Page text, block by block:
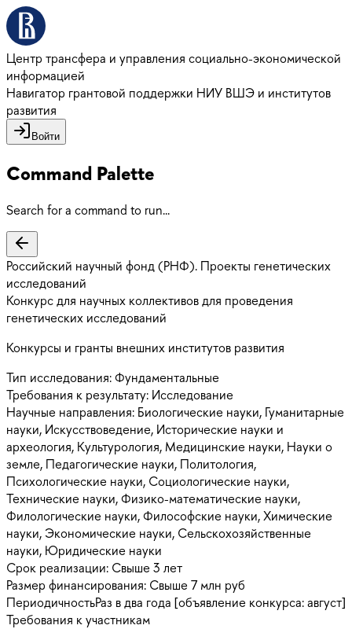
Центр трансфера и управления социально-экономической
информацией
Навигатор грантовой поддержки НИУ ВШЭ и институтов
развития
Войти
Command Palette
Search for a command to run...
Российский научный фонд (РНФ). Проекты генетических
исследований
Конкурс для научных коллективов для проведения
генетических исследований
Конкурсы и гранты внешних институтов развития
Тип исследования:Фундаментальные
Требования к результату: Исследование
Научные направления: Биологические науки, Гуманитарные
науки, Искусствоведение, Исторические науки и
археология, Культурология, Медицинские науки, Науки о
земле, Педагогические науки, Политология,
Психологические науки, Социологические науки,
Технические науки, Физико-математические науки,
Филологические науки, Философские науки, Химические
науки, Экономические науки, Сельскохозяйственные
науки, Юридические науки
Срок реализации: Свыше 3 лет
Размер финансирования: Свыше 7 млн руб
ПериодичностьРаз в два года [объявление конкурса: август]
Требования к участникам